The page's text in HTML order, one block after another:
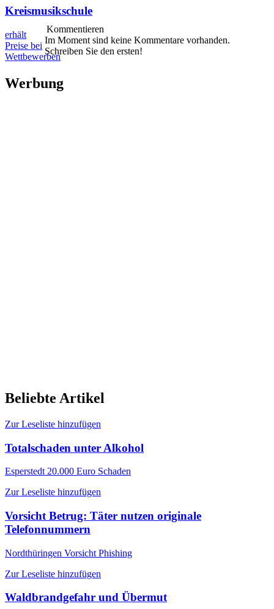
Kreismusikschule
erhält
Preise bei
Wettbewerben
Kommentieren
Im Moment sind keine Kommentare vorhanden.
Schreiben Sie den ersten!
Werbung
Beliebte Artikel
Zur Leseliste hinzufügen
Totalschaden unter Alkohol
Esperstedt 20.000 Euro Schaden
Zur Leseliste hinzufügen
Vorsicht Betrug: Täter nutzen originale
Telefonnummern
Nordthüringen Vorsicht Phishing
Zur Leseliste hinzufügen
Waldbrandgefahr und Übermut